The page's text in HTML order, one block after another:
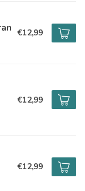
€12,99
€12,99
€12,99